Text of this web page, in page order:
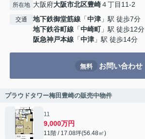
所在地 大阪府大阪市北区豊崎４丁目11-2
交通 地下鉄御堂筋線 「中津 」駅 徒歩7分
地下鉄谷町線 「中崎町」駅 徒歩12分
阪急神戸本線 「中津 」駅 徒歩14分
無料 お問い合わせ
プラウドタワー梅田豊崎の販売中物件
11
9,000万円
11階 / 17.08坪(56.48㎡)